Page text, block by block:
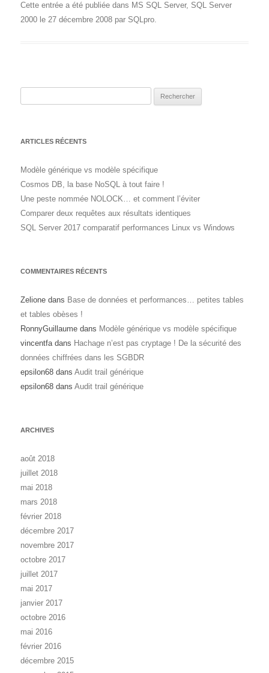
Cette entrée a été publiée dans MS SQL Server, SQL Server
2000 le 27 décembre 2008 par SQLpro.
ARTICLES RÉCENTS
Modèle générique vs modèle spécifique
Cosmos DB, la base NoSQL à tout faire !
Une peste nommée NOLOCK… et comment l’éviter
Comparer deux requêtes aux résultats identiques
SQL Server 2017 comparatif performances Linux vs Windows
COMMENTAIRES RÉCENTS
Zelione dans Base de données et performances… petites tables
et tables obèses !
RonnyGuillaume dans Modèle générique vs modèle spécifique
vincentfadans Hachage n’est pas cryptage ! De la sécurité des
données chiffrées dans les SGBDR
epsilon68 dans Audit trail générique
epsilon68 dans Audit trail générique
ARCHIVES
août 2018
juillet 2018
mai 2018
mars 2018
février 2018
décembre 2017
novembre 2017
octobre 2017
juillet 2017
mai 2017
janvier 2017
octobre 2016
mai 2016
février 2016
décembre 2015